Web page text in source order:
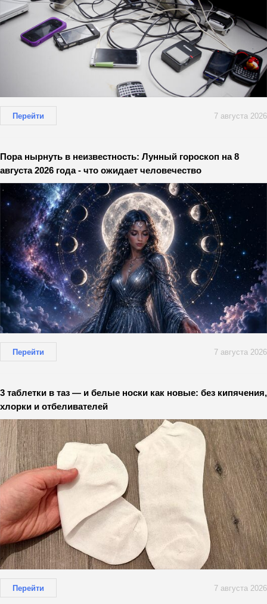
Перейти 7 августа 2026
Пора нырнуть в неизвестность: Лунный гороскоп на 8
августа 2026 года - что ожидает человечество
Перейти 7 августа 2026
3 таблетки в таз — и белые носки как новые: без кипячения,
хлорки и отбеливателей
Перейти 7 августа 2026